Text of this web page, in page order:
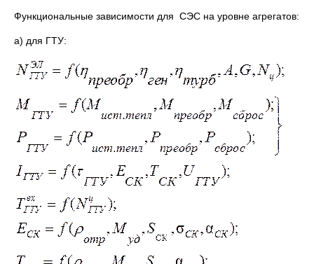
Функциональные зависимости для СЭС на уровне агрегатов:
а) для ГТУ: